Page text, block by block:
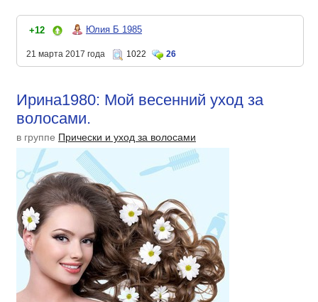
+12 Юлия Б 1985
21 марта 2017 года 1022 26
Ирина1980: Мой весенний уход за
волосами.
в группе Прически и уход за волосами